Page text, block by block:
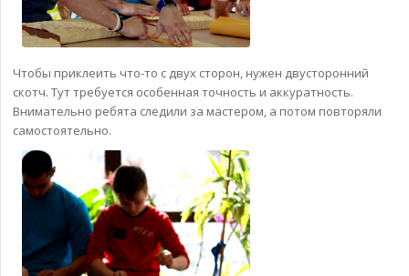
Чтобы приклеить что-то с двух сторон, нужен двусторонний
скотч. Тут требуется особенная точность и аккуратность.
Внимательно ребята следили за мастером, а потом повторяли
самостоятельно.